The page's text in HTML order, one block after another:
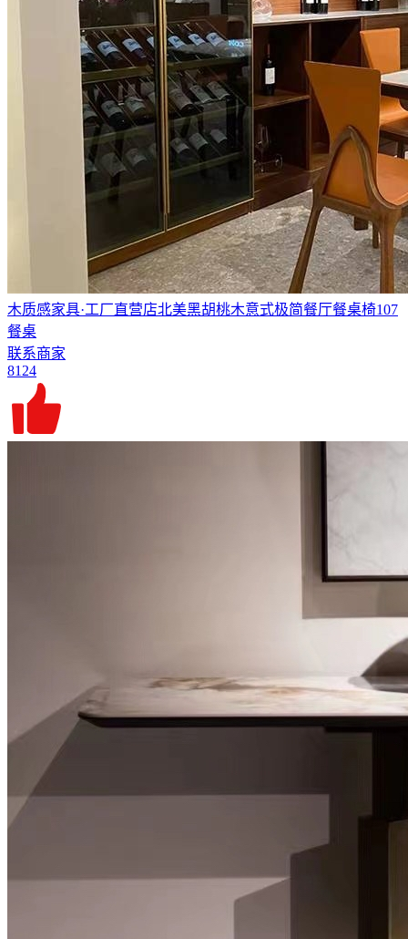
木质感家具·工厂直营店北美黑胡桃木意式极简餐厅餐桌椅107
餐桌
联系商家
8124